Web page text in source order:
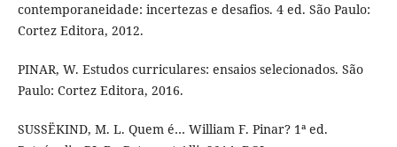
contemporaneidade: incertezas e desafios. 4 ed. São Paulo:
Cortez Editora, 2012.
PINAR, W. Estudos curriculares: ensaios selecionados. São
Paulo: Cortez Editora, 2016.
SUSSËKIND, M. L. Quem é… William F. Pinar? 1ª ed.